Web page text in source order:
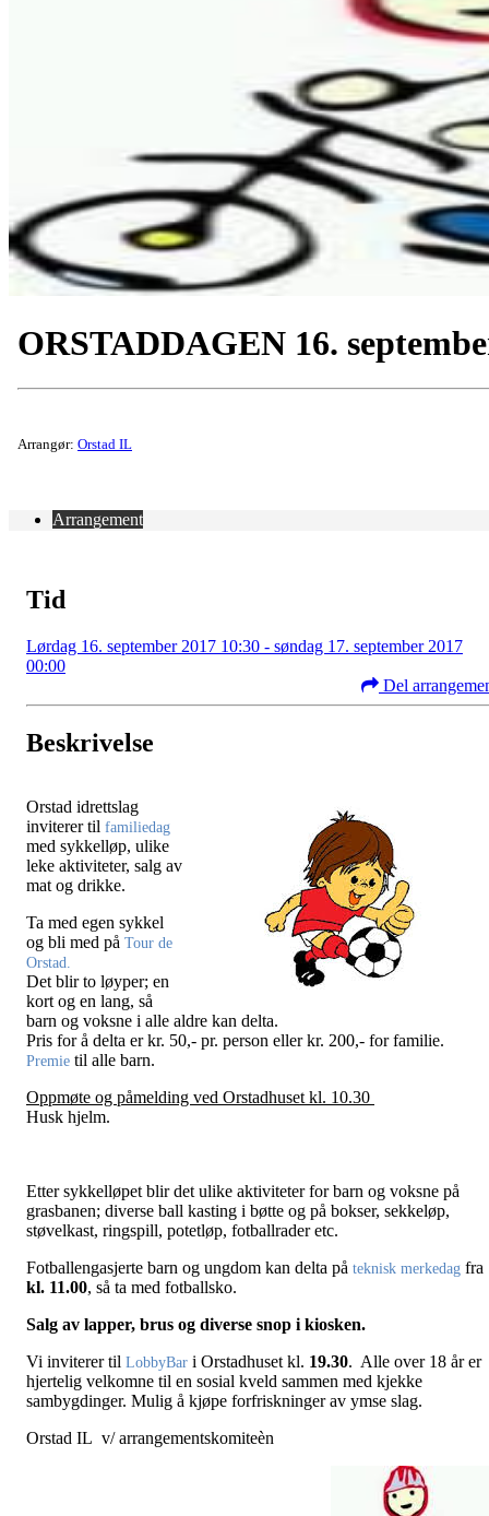
ORSTADDAGEN 16.
Arrangør: Orstad IL
Arrangement
Tid
Lørdag 16. september 2017 10:30 - søndag 17. september 2017
00:00
Del
Beskrivelse
Orstad idrettslag
inviterer til familiedag
med sykkelløp, ulike
leke aktiviteter, salg av
mat og drikke.
Ta med egen sykkel
og bli med på Tour de
Orstad.
Det blir to løyper; en
kort og en lang, så
barn og voksne i alle aldre kan delta.
Pris for å delta er kr. 50,- pr. person eller kr. 200,- for familie.
Premie til alle barn.
Oppmøte og påmelding ved Orstadhuset kl. 10.30
Husk hjelm.
Etter sykkelløpet blir det ulike aktiviteter for barn og voksne på
grasbanen; diverse ball kasting i bøtte og på bokser, sekkeløp,
støvelkast, ringspill, potetløp, fotballrader etc.
Fotballengasjerte barn og ungdom kan delta på teknisk merkedag fra
kl. 11.00, så ta med fotballsko.
Salg av lapper, brus og diverse snop i kiosken.
Vi inviterer til LobbyBar i Orstadhuset kl. 19.30. Alle over 18 år er
hjertelig velkomne til en sosial kveld sammen med kjekke
sambygdinger. Mulig å kjøpe forfriskninger av ymse slag.
Orstad IL v/ arrangementskomiteèn